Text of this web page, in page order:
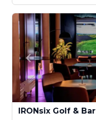
IRONsix Golf & Bar